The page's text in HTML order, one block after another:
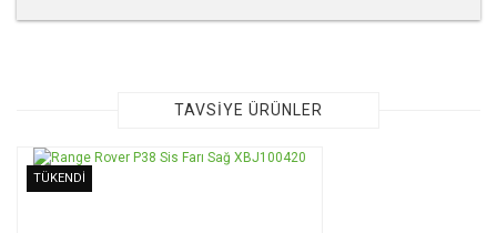
Görüş ve önerileriniz için teşekkür ederiz.
Ürün resmi kalitesiz, bozuk veya görüntülenemiyor.
Ürün açıklamasında eksik bilgiler bulunuyor.
TAVSİYE ÜRÜNLER
TÜKENDİ